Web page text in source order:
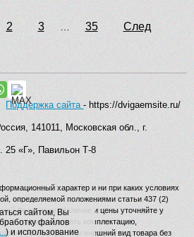
2 3 … 35 След
Поддержка сайта- https://dvigaemsite.ru/
141011, Московская обл., г.
25 «Г», Павильон Т-8
характер и ни при каких условиях
определяемой положениями статьи 437 (2)
Федерации. Наличие и цены уточняйте у
вправе изменять комплектацию,
производства и внешний вид товара без
сайтом, Вы
файлов
) и использование